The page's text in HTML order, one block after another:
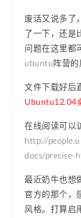
废话又说多了
了一下，还是
问题在这里都
ubuntu阵营的
文件下载好后
Ubuntu12.04
在线阅读可以
http://
docs/precise-
最近奶牛也想
官方的那个，
风格。打算启